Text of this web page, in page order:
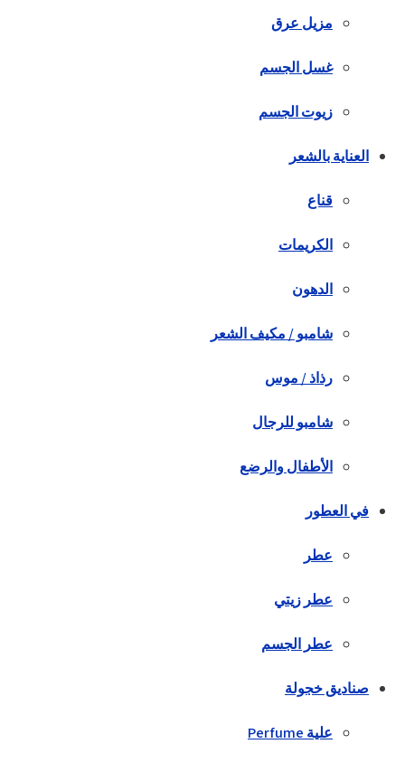
مزيل عرق
غسل الجسم
زيوت الجسم
العناية بالشعر
قناع
الكريمات
الدهون
شامبو / مكيف الشعر
رذاذ / موس
شامبو للرجال
الأطفال والرضع
في العطور
عطر
عطر زيتي
عطر الجسم
صناديق خجولة
علية Perfume